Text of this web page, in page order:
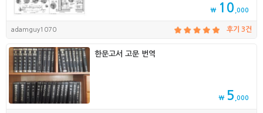
₩ 10 ,000
adamguy1070 후기 3건
한문고서 고문 번역
₩ 5 ,000